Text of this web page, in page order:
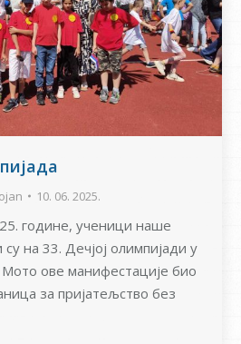
10. 06. 2025.
године, ученици наше
на 33. Дечјој олимпијади у
ове манифестације био
за пријатељство без